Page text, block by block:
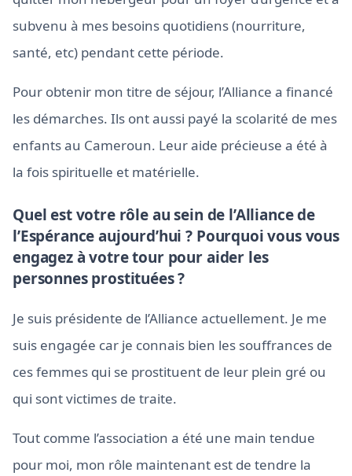
subvenu à mes besoins quotidiens (nourriture,
santé, etc) pendant cette période.
Pour obtenir mon titre de séjour, l’Alliance a financé
les démarches. Ils ont aussi payé la scolarité de mes
enfants au Cameroun. Leur aide précieuse a été à
la fois spirituelle et matérielle.
Quel est votre rôle au sein de l’Alliance de
l’Espérance aujourd’hui ? Pourquoi vous vous
engagez à votre tour pour aider les
personnes prostituées ?
Je suis présidente de l’Alliance actuellement. Je me
suis engagée car je connais bien les souffrances de
ces femmes qui se prostituent de leur plein gré ou
qui sont victimes de traite.
Tout comme l’association a été une main tendue
pour moi, mon rôle maintenant est de tendre la